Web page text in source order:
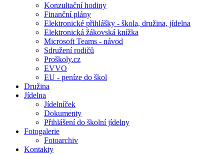
Konzultační hodiny
Finanční plány
Elektronické přihlášky - škola, družina, jídelna
Elektronická žákovská knížka
Microsoft Teams - návod
Sdružení rodičů
Proškoly.cz
EVVO
EU - peníze do škol
Družina
Jídelna
Jídelníček
Dokumenty
Přihlášení do školní jídelny
Fotogalerie
Fotoarchiv
Kontakty